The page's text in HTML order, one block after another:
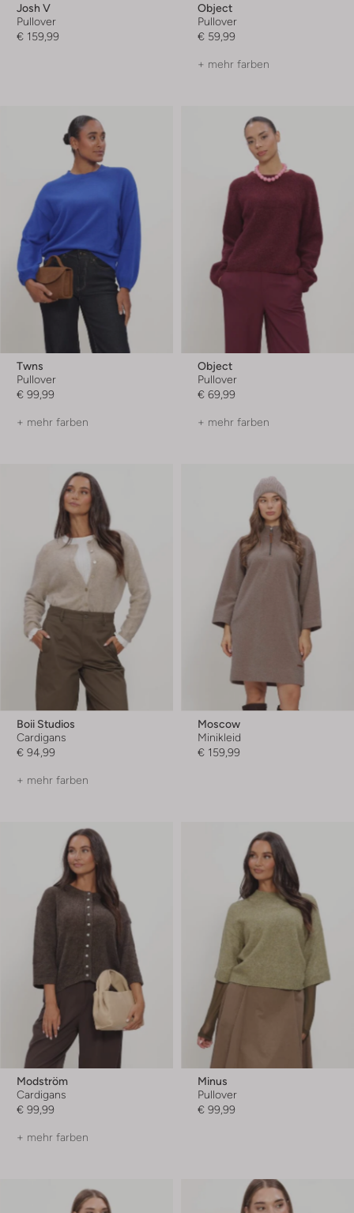
Josh V
Pullover
€ 159,99
Object
Pullover
€ 59,99
+ mehr farben
Twns
Pullover
€ 99,99
+ mehr farben
Object
Pullover
€ 69,99
+ mehr farben
Boii Studios
Cardigans
€ 94,99
+ mehr farben
Moscow
Minikleid
€ 159,99
Modström
Cardigans
€ 99,99
+ mehr farben
Minus
Pullover
€ 99,99